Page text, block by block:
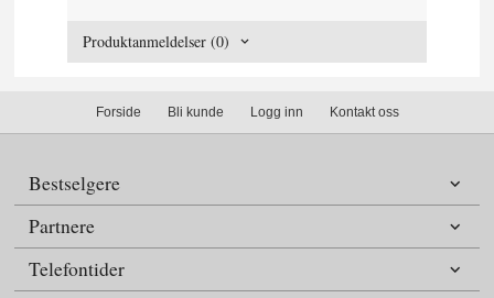
Produktanmeldelser (0)
Forside Bli kunde Logg inn Kontakt oss
Bestselgere
Partnere
Telefontider